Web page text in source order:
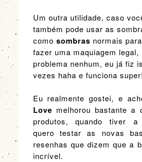
Um outra utilidade, caso
também pode usar as
como sombras normais
fazer uma maquiagem legal,
problema nenhum, eu já fiz
vezes haha e funciona super!
Eu realmente gostei, e
Love melhorou bastante a
produtos, quando tiver a
quero testar as novas
resenhas que dizem que a
incrível.